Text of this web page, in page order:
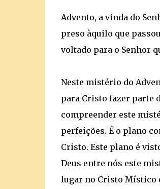
Advento, a vinda do
preso àquilo que
voltado para o Senhor
Neste mistério do
para Cristo fazer parte
compreender este
perfeições. É o plano
Cristo. Este plano é
Deus entre nós este
lugar no Cristo Místico